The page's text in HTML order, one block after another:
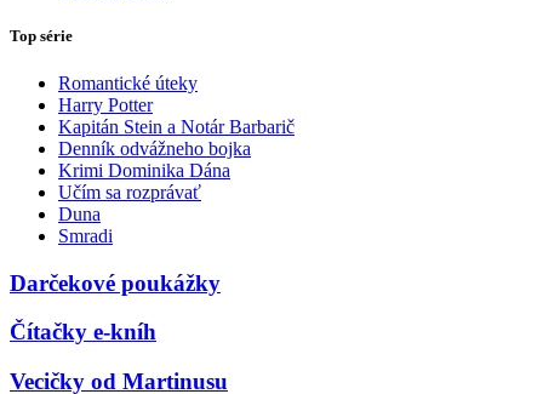
Top série
Romantické úteky
Harry Potter
Kapitán Stein a Notár Barbarič
Denník odvážneho bojka
Krimi Dominika Dána
Učím sa rozprávať
Duna
Smradi
Darčekové poukážky
Čítačky e-kníh
Vecičky od Martinusu